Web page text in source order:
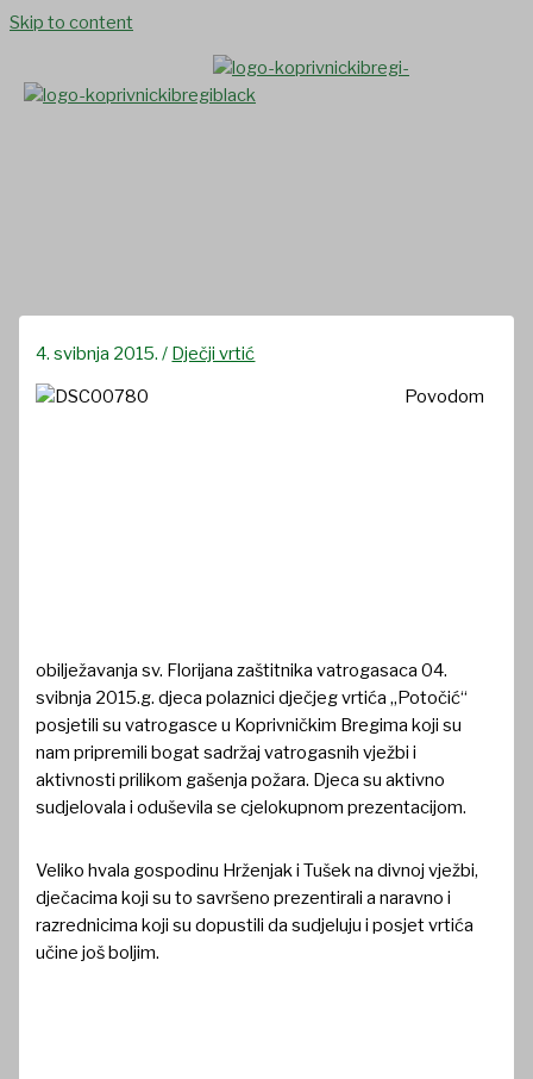
Skip to content
4. svibnja 2015./ Dječji vrtić
Povodom
obilježavanja sv. Florijana zaštitnika vatrogasaca 04.
svibnja 2015.g. djeca polaznici dječjeg vrtića „Potočić“
posjetili su vatrogasce u Koprivničkim Bregima koji su
nam pripremili bogat sadržaj vatrogasnih vježbi i
aktivnosti prilikom gašenja požara. Djeca su aktivno
sudjelovala i oduševila se cjelokupnom prezentacijom.
Veliko hvala gospodinu Hrženjak i Tušek na divnoj vježbi,
dječacima koji su to savršeno prezentirali a naravno i
razrednicima koji su dopustili da sudjeluju i posjet vrtića
učine još boljim.